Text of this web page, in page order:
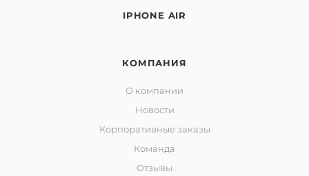
IPHONE AIR
КОМПАНИЯ
О компании
Новости
Корпоративные заказы
Команда
Отзывы